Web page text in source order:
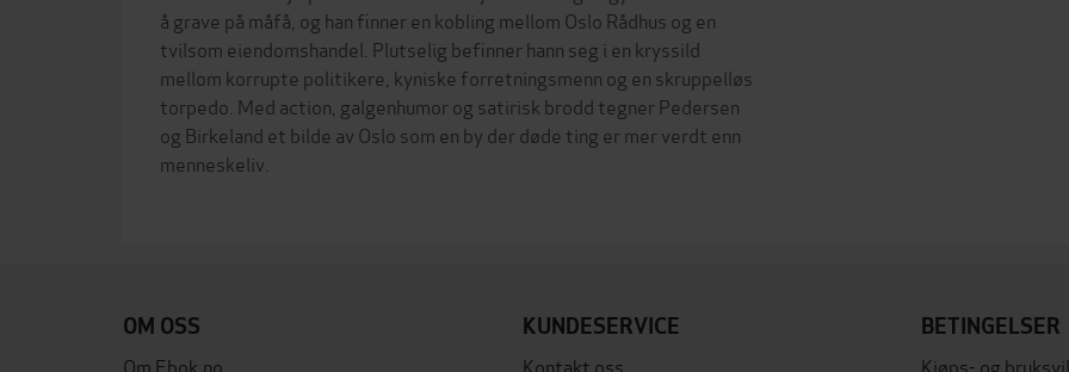
å grave på måfå, og han finner en kobling mellom Oslo Rådhus og en
tvilsom eiendomshandel. Plutselig befinner hann seg i en kryssild
mellom korrupte politikere, kyniske forretningsmenn og en skruppelløs
torpedo. Med action, galgenhumor og satirisk brodd tegner Pedersen
og Birkeland et bilde av Oslo som en by der døde ting er mer verdt enn
menneskeliv.
OM OSS
Om Ebok.no
KUNDESERVICE
Kontakt oss
BETINGELSER
Kjøps- og